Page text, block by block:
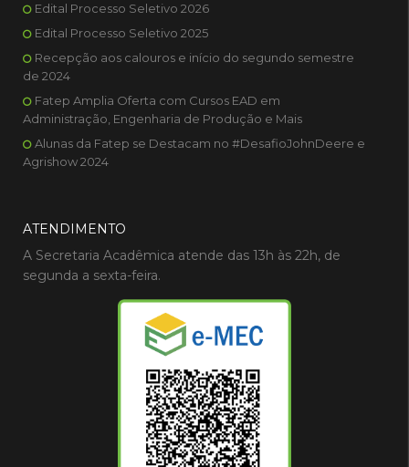
Edital Processo Seletivo 2026
Edital Processo Seletivo 2025
Recepção aos calouros e início do segundo semestre
de 2024
Fatep Amplia Oferta com Cursos EAD em
Administração, Engenharia de Produção e Mais
Alunas da Fatep se Destacam no #DesafioJohnDeere e
Agrishow 2024
ATENDIMENTO
A Secretaria Acadêmica atende das 13h às 22h, de
segunda a sexta-feira.